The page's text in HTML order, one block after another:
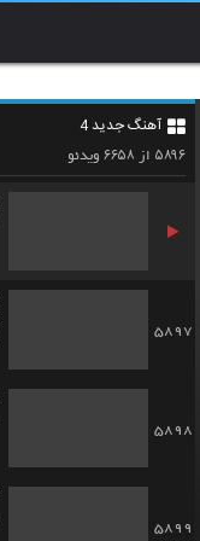
آهنگ جدید 4
۵۸۹۶ از ۶۶۵۸ویدئو
5895
5897
5898
5899